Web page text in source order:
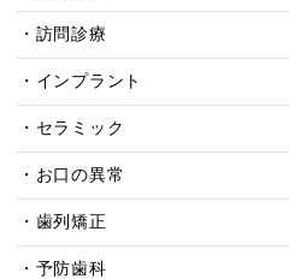
訪問診療
インプラント
セラミック
お口の異常
歯列矯正
予防歯科